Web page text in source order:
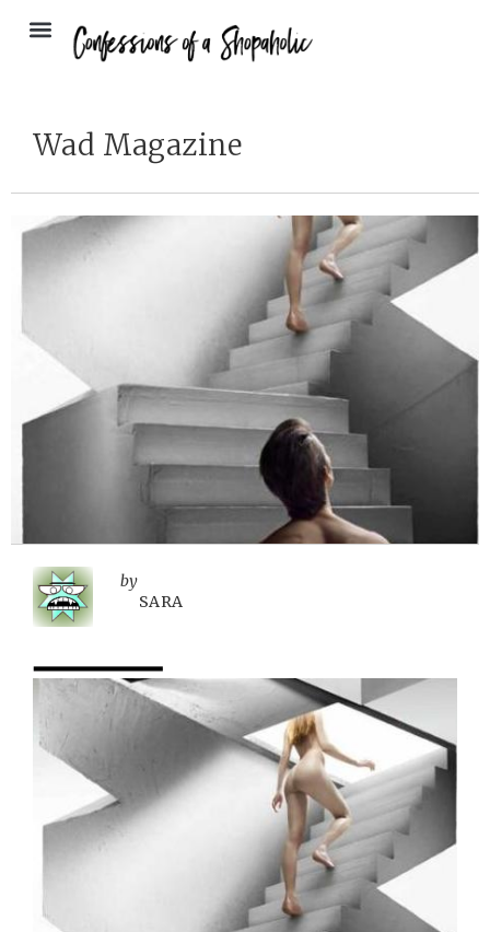
Wad Magazine
by
SARA